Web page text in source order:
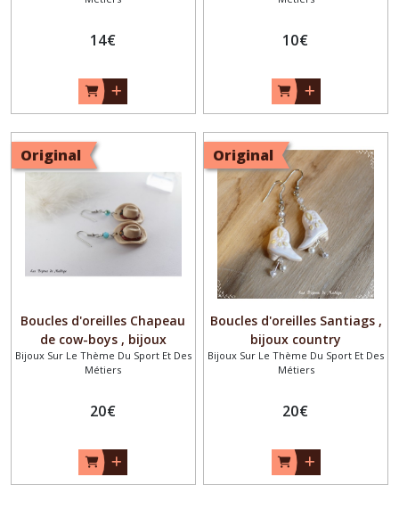
14€ 10€
Original
Boucles d'oreilles Chapeau
de cow-boys , bijoux
country
Bijoux Sur Le Thème Du Sport Et Des
Métiers
20€
Original
Boucles d'oreilles Santiags ,
bijoux country
Bijoux Sur Le Thème Du Sport Et Des
Métiers
20€